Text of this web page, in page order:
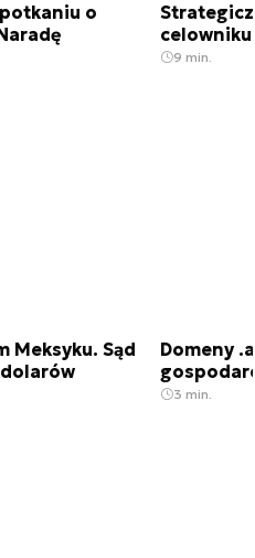
o
9 min.
Meksyku. Sąd
dolarów
Domeny
3 min.